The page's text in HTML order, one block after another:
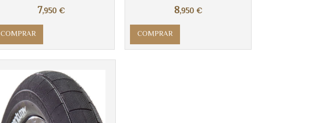
7,950 €
COMPRAR
8,950 €
COMPRAR